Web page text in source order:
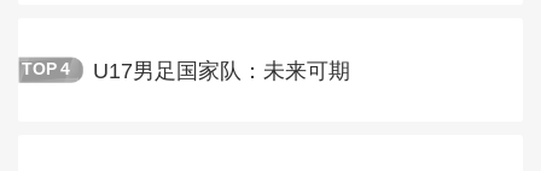
TOP 4 U17男足国家队：未来可期